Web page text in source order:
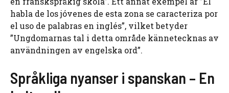
habla de los jóvenes de esta zona se caracteriza por
el uso de palabras en inglés”, vilket betyder
”Ungdomarnas tal i detta område kännetecknas av
användningen av engelska ord”.
Språkliga nyanser i spanskan – En